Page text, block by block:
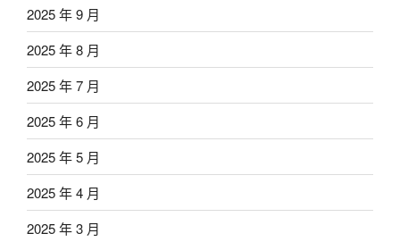
2025 年 9 月
2025 年 8 月
2025 年 7 月
2025 年 6 月
2025 年 5 月
2025 年 4 月
2025 年 3 月